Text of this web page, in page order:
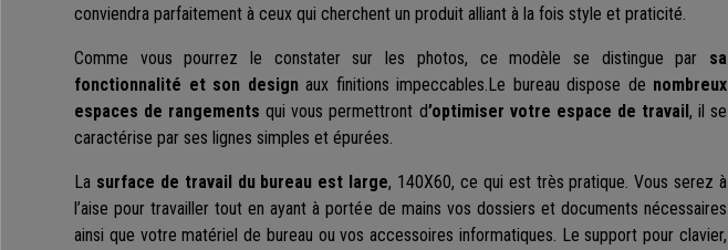
conviendra parfaitement à ceux qui cherchent un produit alliant à la fois style et praticité.
Comme vous pourrez le constater sur les photos, ce modèle se distingue par sa
fonctionnalité et son designaux finitions impeccables.Le bureau dispose de nombreux
espaces de rangements qui vous permettront d’optimiser votre espace de travail, il se
caractérise par ses lignes simples et épurées.
La surface de travail du bureau est large, 140X60, ce qui est très pratique. Vous serez à
l’aise pour travailler tout en ayant à portée de mains vos dossiers et documents nécessaires
ainsi que votre matériel de bureau ou vos accessoires informatiques. Le support pour clavier,